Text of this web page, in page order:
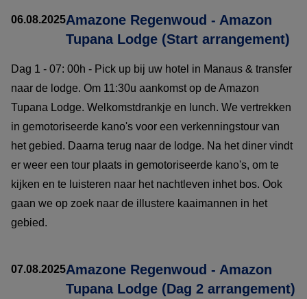
06.08.2025Amazone Regenwoud - Amazon
Tupana Lodge (Start arrangement)
Dag 1 - 07: 00h - Pick up bij uw hotel in Manaus & transfer
naar de lodge. Om 11:30u aankomst op de Amazon
Tupana Lodge. Welkomstdrankje en lunch. We vertrekken
in gemotoriseerde kano's voor een verkenningstour van
het gebied. Daarna terug naar de lodge. Na het diner vindt
er weer een tour plaats in gemotoriseerde kano's, om te
kijken en te luisteren naar het nachtleven inhet bos. Ook
gaan we op zoek naar de illustere kaaimannen in het
gebied.
07.08.2025Amazone Regenwoud - Amazon
Tupana Lodge (Dag 2 arrangement)